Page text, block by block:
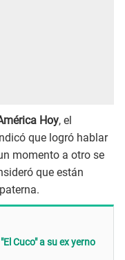
Hoy, el
que logró hablar
momento a otro se
que están
Cuco" a su ex yerno